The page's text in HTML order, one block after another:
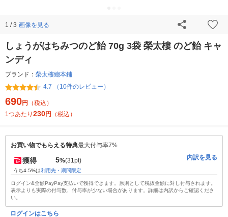
1 / 3 画像を見る
しょうがはちみつのど飴 70g 3袋 榮太樓 のど飴 キャ
ンディ
ブランド： 榮太樓總本鋪
4.7 （10件のレビュー）
690円
（税込）
1つあたり 230円 （税込）
お買い物でもらえる特典最大付与率7%
獲得 5%(31pt)
うち4.5%は利用先・期間限定
内訳を見る
ログイン&全額PayPay支払いで獲得できます。原則として税抜金額に対し付与されます。
表示よりも実際の付与数、付与率が少ない場合があります。詳細は内訳からご確認くださ
い。
ログインはこちら